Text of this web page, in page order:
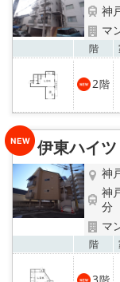
神
マ
階
2階
伊東ハイツ
神
神
分
マ
階